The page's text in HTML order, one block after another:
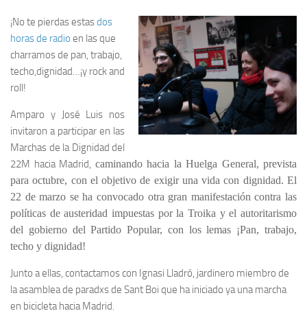
¡No te pierdas estasdos
horas de radio en las que
charramos de pan, trabajo,
techo,dignidad…¡y rock and
roll!
Amparo y José Luis nos
invitaron a participar en las
Marchas de la Dignidad del
22M hacia Madrid, caminando hacia la Huelga General, prevista
para octubre, con el objetivo de exigir una vida con dignidad. El
22 de marzo se ha convocado otra gran manifestación contra las
políticas de austeridad impuestas por la Troika y el autoritarismo
del gobierno del Partido Popular, con los lemas ¡Pan, trabajo,
techo y dignidad!
Junto a ellas, contactamos con Ignasi Lladró, jardinero miembro de
la asamblea de paradxs de Sant Boi que ha iniciado ya una marcha
en bicicleta hacia Madrid.